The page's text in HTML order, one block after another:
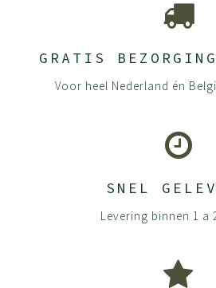
GRATIS
Voor heel Nederland én
SNEL
Levering binnen 1 a